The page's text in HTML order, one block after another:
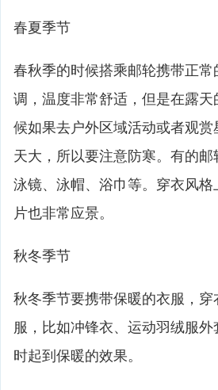
春夏季节
春秋季的时候搭乘邮轮携带正
调，温度非常舒适，但是在露
候如果去户外区域活动或者观
天大，所以要注意防寒。有的
泳镜、泳帽、浴巾等。穿衣风
片也非常应景。
秋冬季节
秋冬季节要携带保暖的衣服，
服，比如冲锋衣、运动羽绒服
时起到保暖的效果。